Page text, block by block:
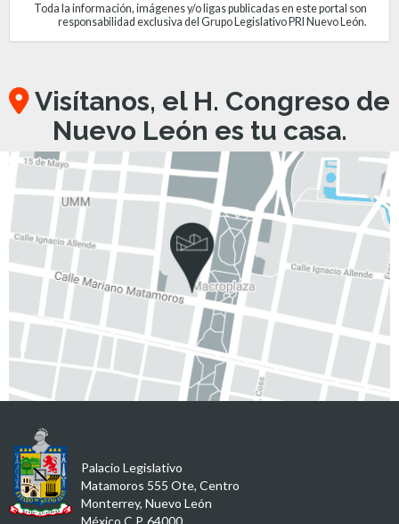
Toda la información, imágenes y/o ligas publicadas en este portal son
responsabilidad exclusiva del Grupo Legislativo PRI Nuevo León.
Visítanos, el H. Congreso de
Nuevo León es tu casa.
Palacio Legislativo
Matamoros 555 Ote, Centro
Monterrey, Nuevo León